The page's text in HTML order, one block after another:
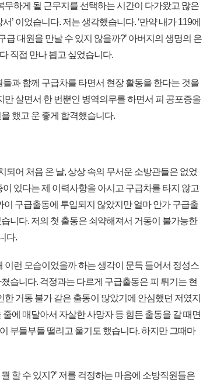
하게 될 근무지를 선택하는 시간이 다가왔고 많은
’ 이었습니다. 저는 생각했습니다. ‘만약 내가 119에
대원을 만날 수 있지 않을까?’ 아버지의 생명의 은
직접 만나 뵙고 싶었습니다.
과 함께 구급차를 타면서 현장 활동을 한다는 것을
살면서 한 번뿐인 병역의무를 하면서 피 공포증을
했고 운 좋게 합격했습니다.
어 처음 온 날, 상상 속의 무서운 소방관들은 없었
있다는 제 이력사항을 아시고 구급차를 타지 않고
구급출동에 투입되지 않았지만 얼마 안가 구급출
니다. 저의 첫 출동은 쇠약해져서 거동이 불가능한
다.
런 모습이었을까 하는 생각이 문득 들어서 정성스
습니다. 걱정과는 다르게 구급출동은 피 튀기는 현
거동 불가 같은 출동이 많았기에 안심했던 저였지
에 매달아서 자살한 사망자 등 힘든 출동을 갈 때면
부들부들 떨리고 울기도 했습니다. 하지만 그때마
할 수 있지?’ 저를 걱정하는 마음에 소방직원들은